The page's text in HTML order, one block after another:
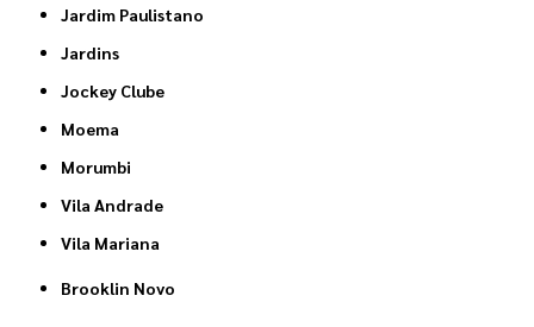
Jardim Paulistano
Jardins
Jockey Clube
Moema
Morumbi
Vila Andrade
Vila Mariana
Brooklin Novo